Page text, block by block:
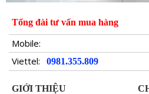
Tổng đài tư vấn mua hàng
Mobile:
Viettel:
0981.355.809
GIỚI THIỆU